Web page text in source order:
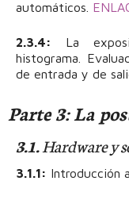
automáticos.
2.3.4:
La
histograma.
de entrada y de
Parte 3: La
3.1.Hardware y
3.1.1: Introducción